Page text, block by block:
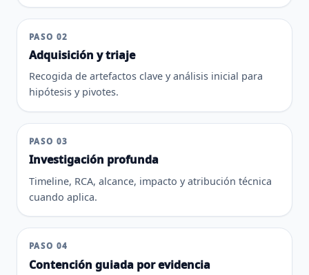
PASO 02
Adquisición y triaje
Recogida de artefactos clave y análisis inicial para
hipótesis y pivotes.
PASO 03
Investigación profunda
Timeline, RCA, alcance, impacto y atribución técnica
cuando aplica.
PASO 04
Contención guiada por evidencia